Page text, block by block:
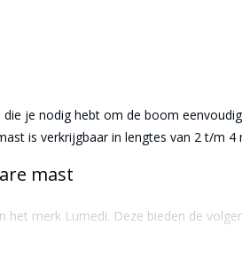
je nodig hebt om de boom
is verkrijgbaar in lengtes van 2 t/m 4
mast
merk Lumedi. Deze bieden de